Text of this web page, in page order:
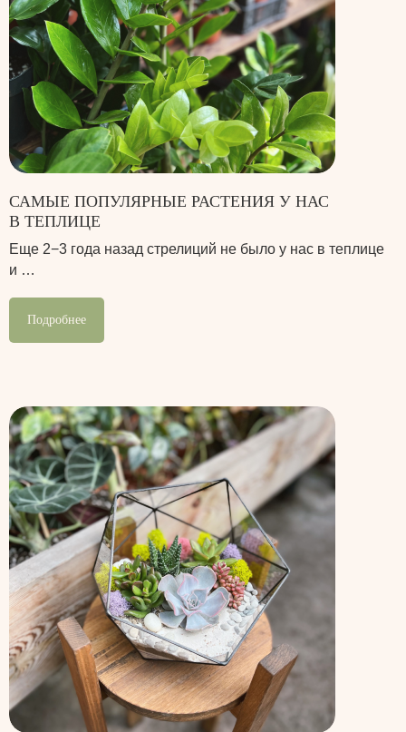
САМЫЕ ПОПУЛЯРНЫЕ РАСТЕНИЯ У НАС
В ТЕПЛИЦЕ
Еще 2−3 года назад стрелиций не было у нас в теплице
и …
Подробнее